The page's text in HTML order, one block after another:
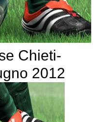
Chieti-
2012